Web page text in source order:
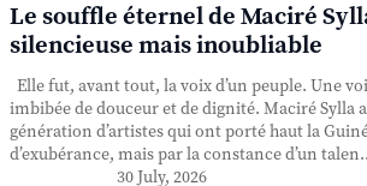
Le souffle éternel de Maciré
silencieuse mais inoubliable
Elle fut, avant tout, la voix d’un peuple. Une
imbibée de douceur et de dignité. Maciré Sylla
génération d’artistes qui ont porté haut la
d’exubérance, mais par la constance d’un
30 July, 2026